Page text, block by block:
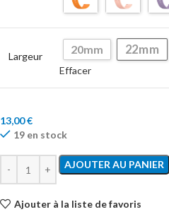
Largeur
20mm 22mm
Effacer
13,00€
19 en stock
AJOUTER AU PANIER
Ajouter à la liste de favoris